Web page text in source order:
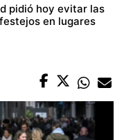
pidió hoy evitar las
en lugares